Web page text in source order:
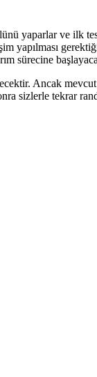
yaparlar ve ilk
yapılması
sürecine
Ancak mevcut
sizlerle tekrar